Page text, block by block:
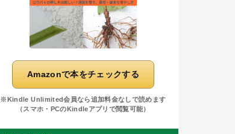
Amazonで本をチェックする
※Kindle Unlimited会員なら追加料金なしで読めます
（スマホ・PCのKindleアプリで閲覧可能）